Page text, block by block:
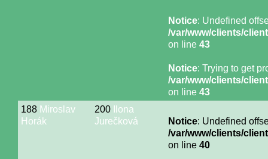
Notice: Undefined
/var/www/clients/
on line 43
Notice: Trying to get
/var/www/clients/
on line 43
188 Miroslav
Horák
200
Ilona
Jurečková
Notice: Undefined
/var/www/clients/
on line 40